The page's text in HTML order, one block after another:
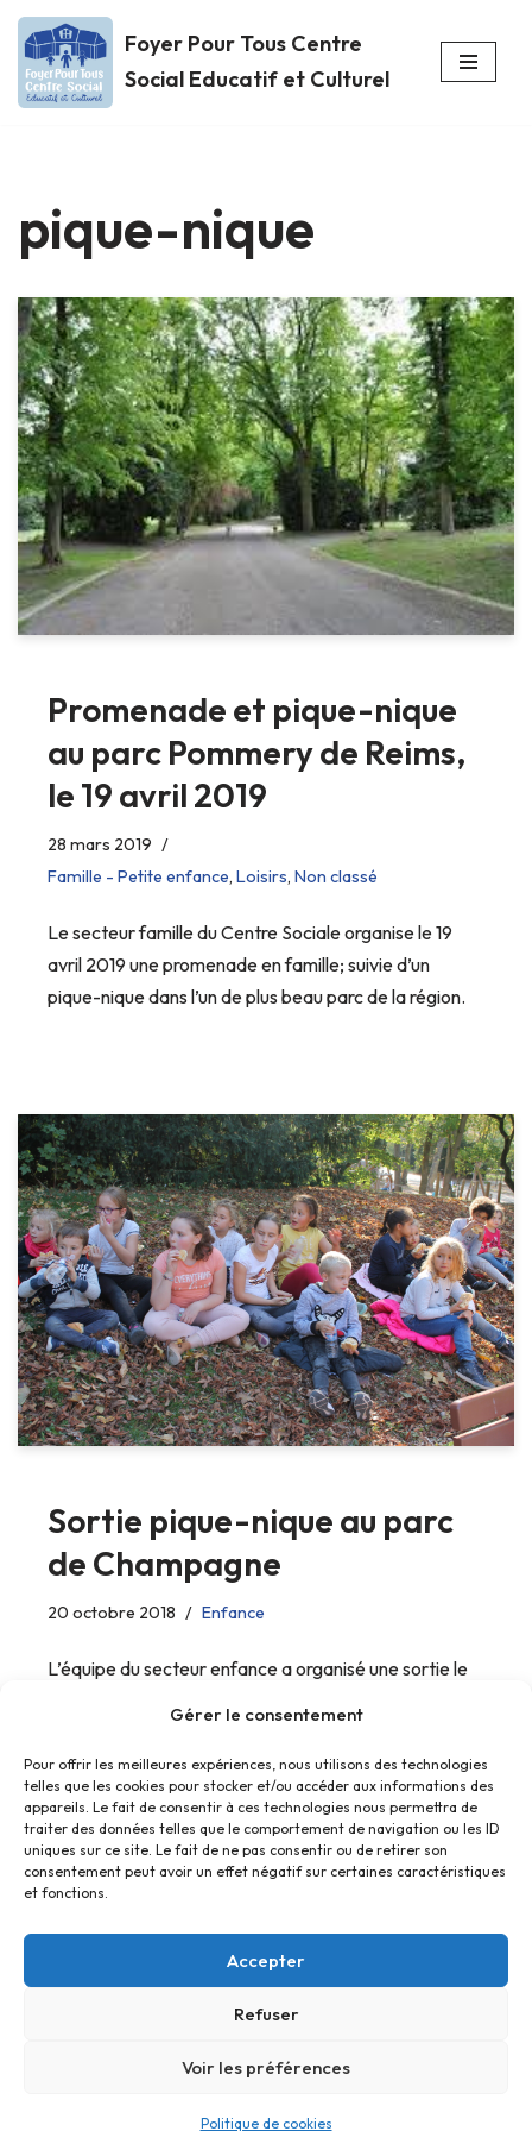
Gérer le consentement
Pour offrir les meilleures expériences, nous utilisons des technologies
telles que les cookies pour stocker et/ou accéder aux informations des
appareils. Le fait de consentir à ces technologies nous permettra de
traiter des données telles que le comportement de navigation ou les ID
uniques sur ce site. Le fait de ne pas consentir ou de retirer son
consentement peut avoir un effet négatif sur certaines caractéristiques
et fonctions.
Accepter
Refuser
Voir les préférences
Politique de cookies
Aller
au
Foyer Pour Tous Centre
Social Educatif et Culturel
pique-nique
Promenade et pique-nique
au parc Pommery de Reims,
le 19 avril 2019
28 mars 2019
Famille - Petite enfance, Loisirs, Non classé
Le secteur famille du Centre Sociale organise le 19
avril 2019 une promenade en famille; suivie d’un
pique-nique dans l’un de plus beau parc de la région.
Sortie pique-nique au parc
de Champagne
20 octobre 2018 Enfance
L’équipe du secteur enfance a organisé une sortie le
Contact